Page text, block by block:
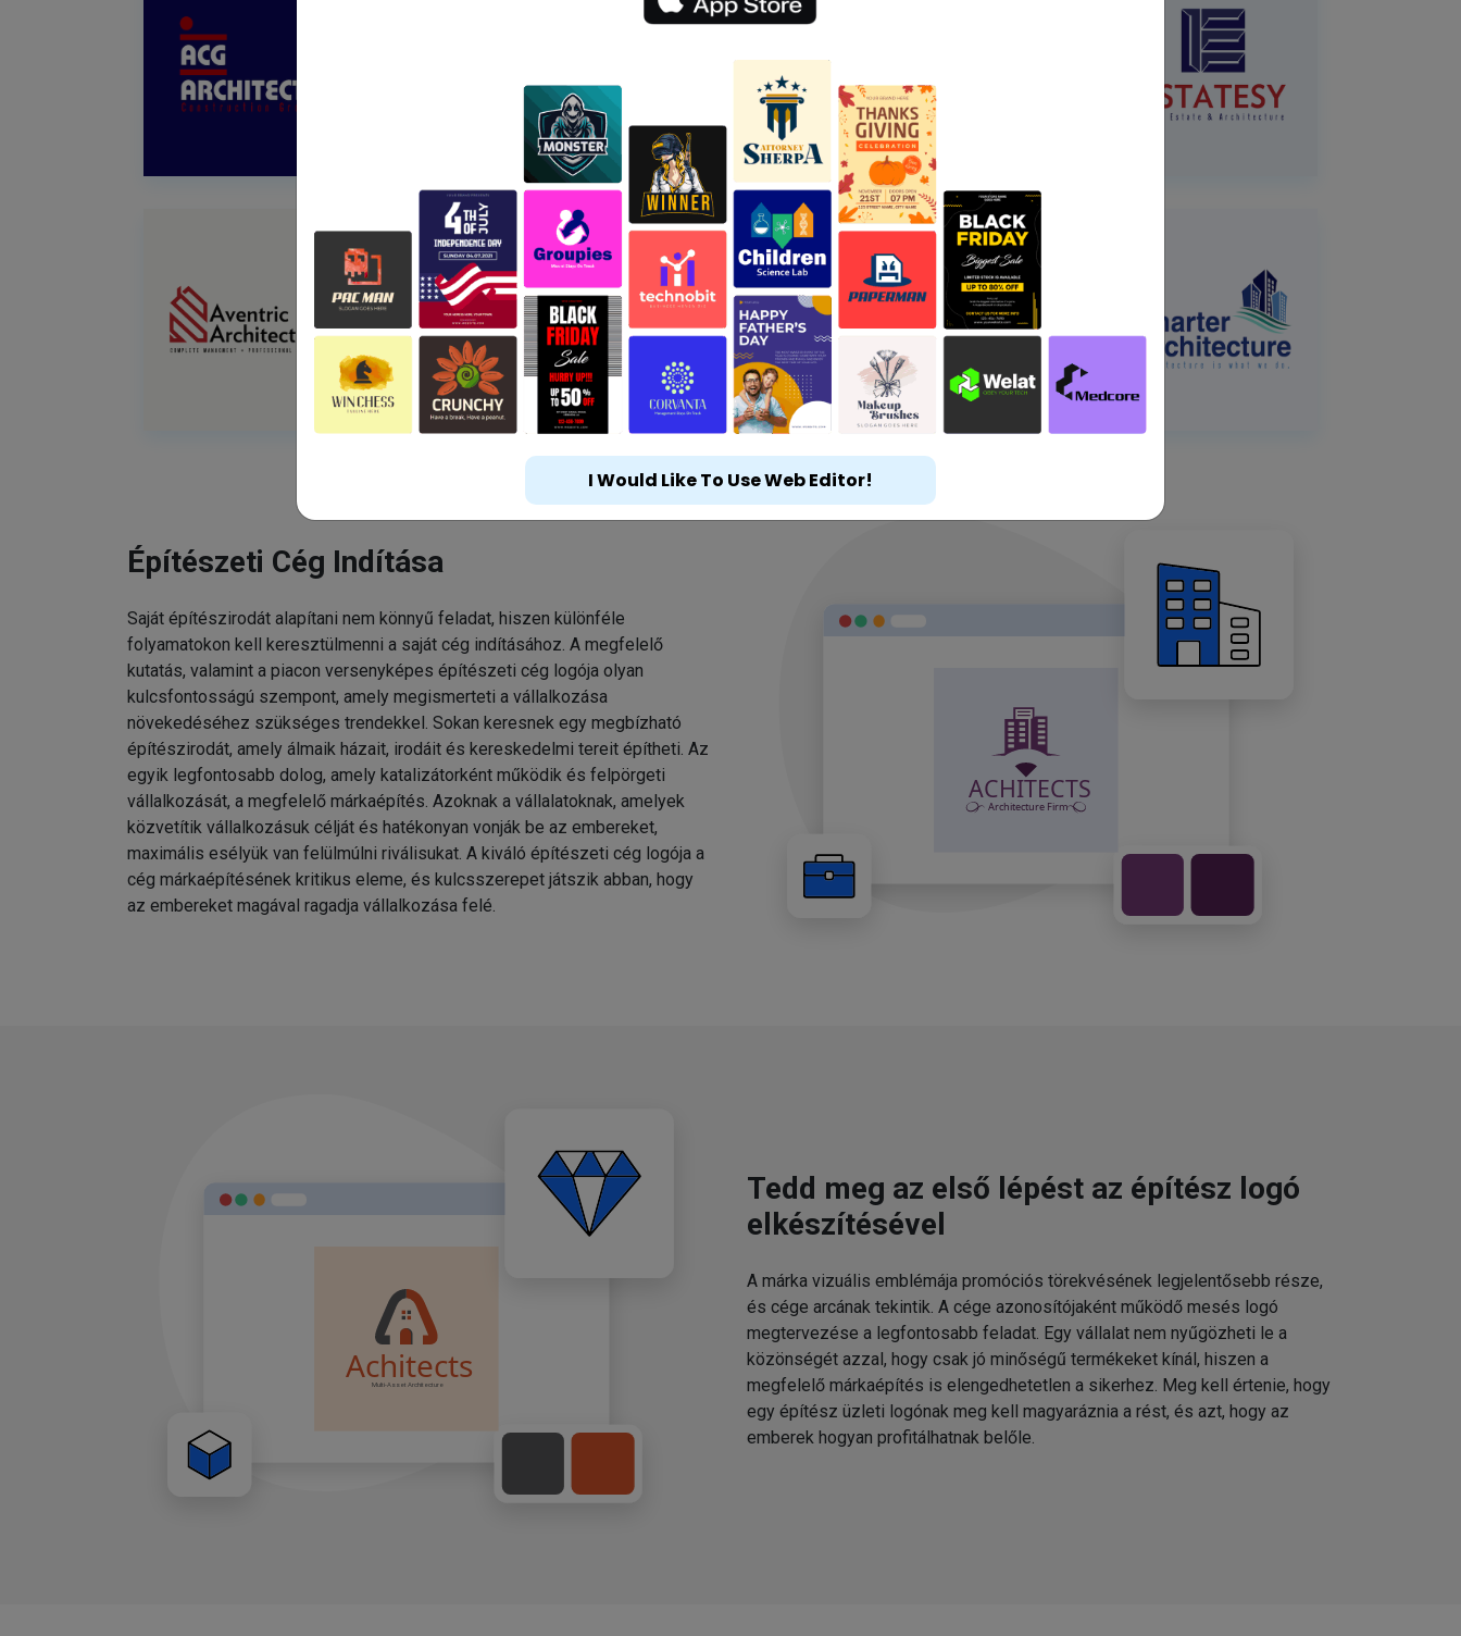
Építészeti Cég Indítása
Saját építészirodát alapítani nem könnyű feladat, hiszen különféle
folyamatokon kell keresztülmenni a saját cég indításához. A megfelelő
kutatás, valamint a piacon versenyképes építészeti cég logója olyan
kulcsfontosságú szempont, amely megismerteti a vállalkozása
növekedéséhez szükséges trendekkel. Sokan keresnek egy megbízható
építészirodát, amely álmaik házait, irodáit és kereskedelmi tereit építheti. Az
egyik legfontosabb dolog, amely katalizátorként működik és felpörgeti
vállalkozását, a megfelelő márkaépítés. Azoknak a vállalatoknak, amelyek
közvetítik vállalkozásuk célját és hatékonyan vonják be az embereket,
maximális esélyük van felülmúlni riválisukat. A kiváló építészeti cég logója a
cég márkaépítésének kritikus eleme, és kulcsszerepet játszik abban, hogy
az embereket magával ragadja vállalkozása felé.
Tedd meg az első lépést az építész logó
elkészítésével
A márka vizuális emblémája promóciós törekvésének legjelentősebb része,
és cége arcának tekintik. A cége azonosítójaként működő mesés logó
megtervezése a legfontosabb feladat. Egy vállalat nem nyűgözheti le a
közönségét azzal, hogy csak jó minőségű termékeket kínál, hiszen a
megfelelő márkaépítés is elengedhetetlen a sikerhez. Meg kell értenie, hogy
egy építész üzleti logónak meg kell magyaráznia a rést, és azt, hogy az
emberek hogyan profitálhatnak belőle.
I Would Like To Use Web Editor!